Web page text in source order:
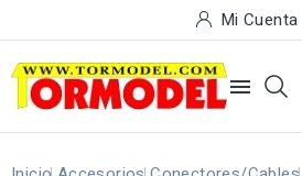
Mi Cuenta
